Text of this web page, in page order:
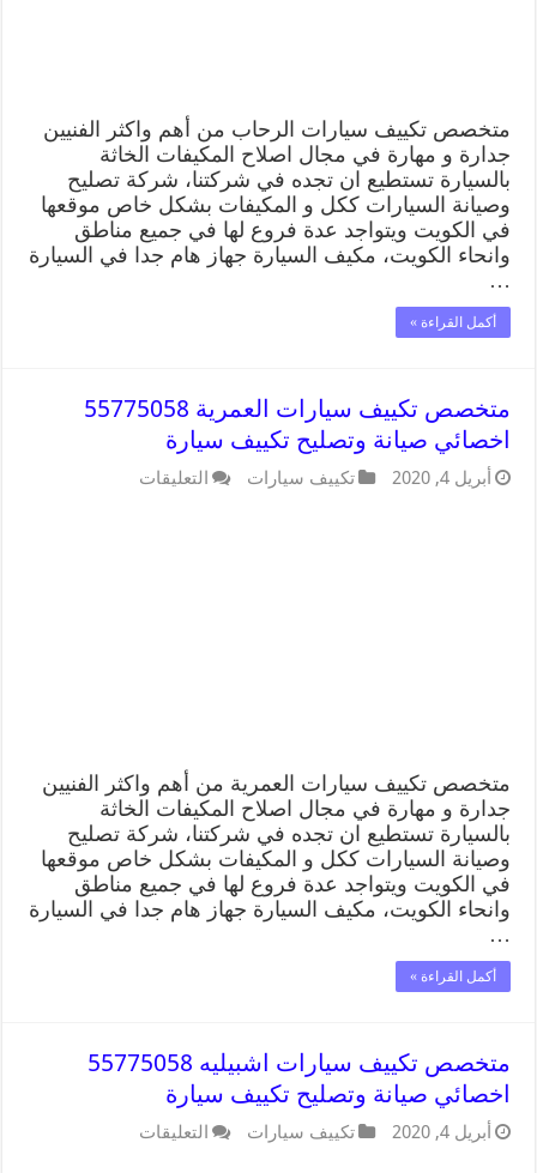
متخصص تكييف سيارات الرحاب من أهم واكثر الفنيين
جدارة و مهارة في مجال اصلاح المكيفات الخاثة
بالسيارة تستطيع ان تجده في شركتنا، شركة تصليح
وصيانة السيارات ككل و المكيفات بشكل خاص موقعها
في الكويت ويتواجد عدة فروع لها في جميع مناطق
وانحاء الكويت، مكيف السيارة جهاز هام جدا في السيارة
…
أكمل القراءة »
متخصص تكييف سيارات العمرية 55775058
اخصائي صيانة وتصليح تكييف سيارة
أبريل 4, 2020 تكييف سيارات التعليقات
متخصص تكييف سيارات العمرية من أهم واكثر الفنيين
جدارة و مهارة في مجال اصلاح المكيفات الخاثة
بالسيارة تستطيع ان تجده في شركتنا، شركة تصليح
وصيانة السيارات ككل و المكيفات بشكل خاص موقعها
في الكويت ويتواجد عدة فروع لها في جميع مناطق
وانحاء الكويت، مكيف السيارة جهاز هام جدا في السيارة
…
أكمل القراءة »
متخصص تكييف سيارات اشبيليه 55775058
اخصائي صيانة وتصليح تكييف سيارة
أبريل 4, 2020 تكييف سيارات التعليقات